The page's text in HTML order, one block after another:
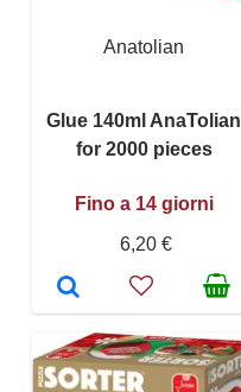
Anatolian
Glue 140ml AnaTolian
for 2000 pieces
Fino a 14 giorni
6,20 €